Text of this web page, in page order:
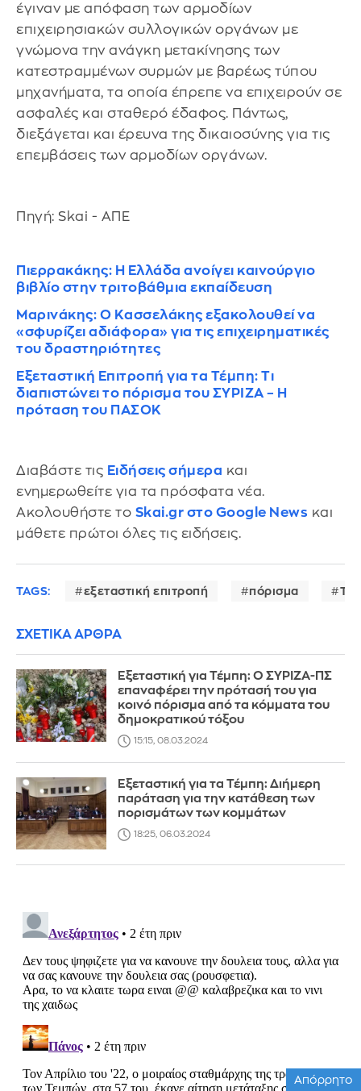
έγιναν με απόφαση των αρμοδίων
επιχειρησιακών συλλογικών οργάνων με
γνώμονα την ανάγκη μετακίνησης των
κατεστραμμένων συρμών με βαρέως τύπου
μηχανήματα, τα οποία έπρεπε να επιχειρούν σε
ασφαλές και σταθερό έδαφος. Πάντως,
διεξάγεται και έρευνα της δικαιοσύνης για τις
επεμβάσεις των αρμοδίων οργάνων.
Πηγή: Skai - ΑΠΕ
Πιερρακάκης: Η Ελλάδα ανοίγει καινούργιο
βιβλίο στην τριτοβάθμια εκπαίδευση
Μαρινάκης: Ο Κασσελάκης εξακολουθεί να
«σφυρίζει αδιάφορα» για τις επιχειρηματικές
του δραστηριότητες
Εξεταστική Επιτροπή για τα Τέμπη: Τι
διαπιστώνει το πόρισμα του ΣΥΡΙΖΑ – Η
πρόταση του ΠΑΣΟΚ
Διαβάστε τις Ειδήσεις σήμερα και
ενημερωθείτε για τα πρόσφατα νέα.
Ακολουθήστε το Skai.gr στο Google News και
μάθετε πρώτοι όλες τις ειδήσεις.
TAGS: εξεταστική επιτροπή πόρισμα
ΣΧΕΤΙΚΑ ΑΡΘΡΑ
Εξεταστική για Τέμπη: Ο ΣΥΡΙΖΑ-ΠΣ
επαναφέρει την πρότασή του για
κοινό πόρισμα από τα κόμματα του
δημοκρατικού τόξου
15:15, 08.03.2024
Εξεταστική για τα Τέμπη: Διήμερη
παράταση για την κατάθεση των
πορισμάτων των κομμάτων
18:25, 06.03.2024
Απόρρητο